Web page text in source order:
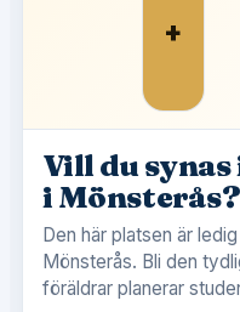
+
Vill du
i Mönsterås?
Den här platsen är
Mönsterås. Bli den
föräldrar planerar